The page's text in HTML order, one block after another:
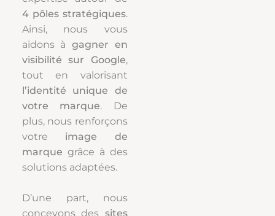
4 pôles stratégiques.
Ainsi, nous vous
aidons àgagner en
visibilité sur Google,
tout en valorisant
l’identité unique de
votre marque. De
plus, nous renforçons
votre image de
marque grâce à des
solutions adaptées.
D’une part, nous
concevons des sites